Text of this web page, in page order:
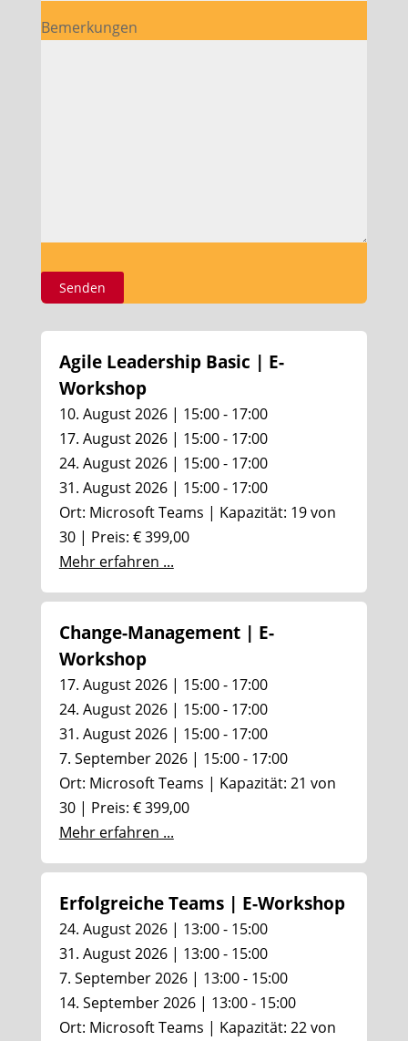
Bemerkungen
Agile Leadership Basic | E-
Workshop
10. August 2026 | 15:00 - 17:00
17. August 2026 | 15:00 - 17:00
24. August 2026 | 15:00 - 17:00
31. August 2026 | 15:00 - 17:00
Ort: Microsoft Teams | Kapazität: 19 von
30 | Preis: € 399,00
Mehr erfahren ...
Change-Management | E-
Workshop
17. August 2026 | 15:00 - 17:00
24. August 2026 | 15:00 - 17:00
31. August 2026 | 15:00 - 17:00
7. September 2026 | 15:00 - 17:00
Ort: Microsoft Teams | Kapazität: 21 von
30 | Preis: € 399,00
Mehr erfahren ...
Erfolgreiche Teams | E-Workshop
24. August 2026 | 13:00 - 15:00
31. August 2026 | 13:00 - 15:00
7. September 2026 | 13:00 - 15:00
14. September 2026 | 13:00 - 15:00
Ort: Microsoft Teams | Kapazität: 22 von